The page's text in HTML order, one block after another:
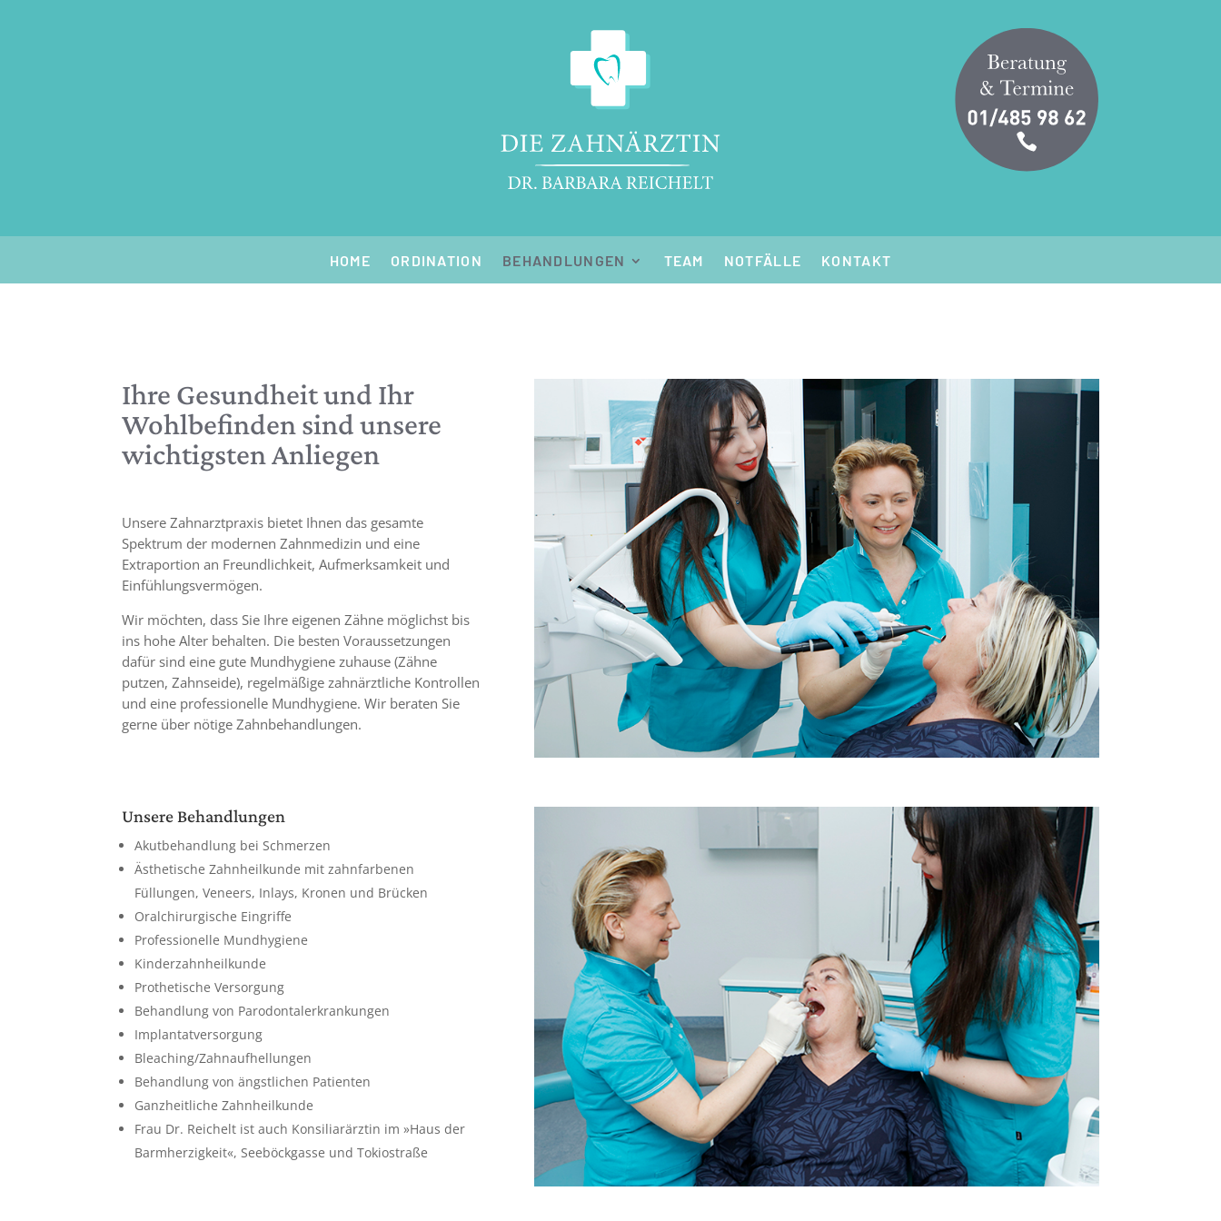
HOME ORDINATION BEHANDLUNGEN TEAM NOTFÄLLE KONTAKT
Ihre Gesundheit und Ihr
Wohlbefinden sind unsere
wichtigsten Anliegen
Unsere Zahnarztpraxis bietet Ihnen das gesamte
Spektrum der modernen Zahnmedizin und eine
Extraportion an Freundlichkeit, Aufmerksamkeit und
Einfühlungsvermögen.
Wir möchten, dass Sie Ihre eigenen Zähne möglichst bis
ins hohe Alter behalten. Die besten Voraussetzungen
dafür sind eine gute Mundhygiene zuhause (Zähne
putzen, Zahnseide), regelmäßige zahnärztliche Kontrollen
und eine professionelle Mundhygiene. Wir beraten Sie
gerne über nötige Zahnbehandlungen.
Unsere Behandlungen
Akutbehandlung bei Schmerzen
Ästhetische Zahnheilkunde mit zahnfarbenen
Füllungen, Veneers, Inlays, Kronen und Brücken
Oralchirurgische Eingriffe
Professionelle Mundhygiene
Kinderzahnheilkunde
Prothetische Versorgung
Behandlung von Parodontalerkrankungen
Implantatversorgung
Bleaching/Zahnaufhellungen
Behandlung von ängstlichen Patienten
Ganzheitliche Zahnheilkunde
Frau Dr. Reichelt ist auch Konsiliarärztin im »Haus der
Barmherzigkeit«, Seeböckgasse und Tokiostraße